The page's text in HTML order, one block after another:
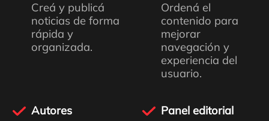
Creá y publicá
noticias de forma
rápida y
organizada.
Ordená el
contenido para
mejorar
navegación y
experiencia del
usuario.
Autores
Panel editorial